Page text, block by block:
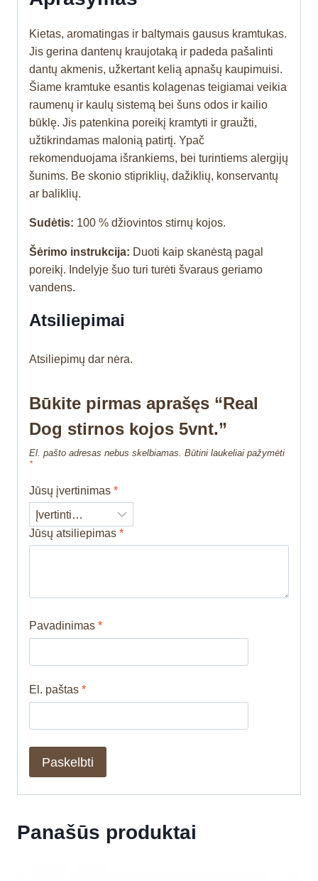
Kietas, aromatingas ir baltymais gausus kramtukas.
Jis gerina dantenų kraujotaką ir padeda pašalinti
dantų akmenis, užkertant kelią apnašų kaupimuisi.
Šiame kramtuke esantis kolagenas teigiamai veikia
raumenų ir kaulų sistemą bei šuns odos ir kailio
būklę. Jis patenkina poreikį kramtyti ir graužti,
užtikrindamas malonią patirtį. Ypač
rekomenduojama išrankiems, bei turintiems alergijų
šunims. Be skonio stipriklių, dažiklių, konservantų
ar baliklių.
Sudėtis: 100 % džiovintos stirnų kojos.
Šėrimo instrukcija: Duoti kaip skanėstą pagal
poreikį. Indelyje šuo turi turėti švaraus geriamo
vandens.
Atsiliepimai
Atsiliepimų dar nėra.
Būkite pirmas aprašęs “Real
Dog stirnos kojos 5vnt.”
El. pašto adresas nebus skelbiamas. Būtini laukeliai pažymėti
*
Jūsų įvertinimas *
Jūsų atsiliepimas *
Pavadinimas *
El. paštas *
Panašūs produktai